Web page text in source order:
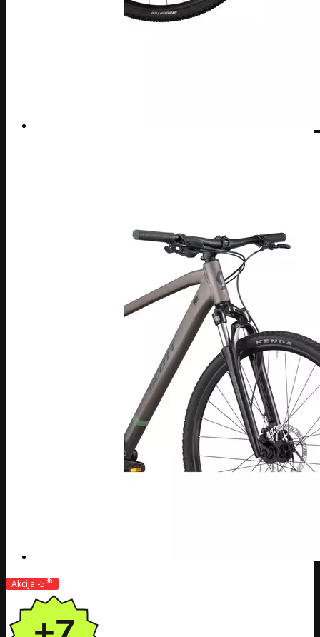
Akcija -5%